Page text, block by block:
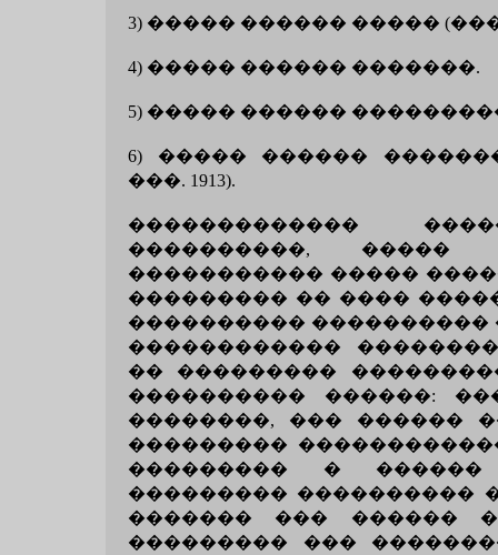
3) ����� ������ �����
4) ����� ������ �������.
5) ����� ������
6) ����� ������
���. 1913).
�������������
����������, �����
����������� �����
��������� �� ����
���������� ����������
������������
�� ���������
���������� ������:
��������, ��� ������
���������
��������� �
��������� ����������
������� ��� ������
��������� ���